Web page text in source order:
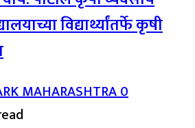
विद्यार्थ्यांतर्फे कृषी
MAHARASHTRA0